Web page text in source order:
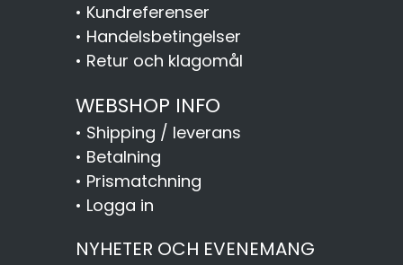
• Kundreferenser
• Handelsbetingelser
• Retur och klagomål
WEBSHOP INFO
• Shipping / leverans
• Betalning
• Prismatchning
• Logga in
NYHETER OCH EVENEMANG